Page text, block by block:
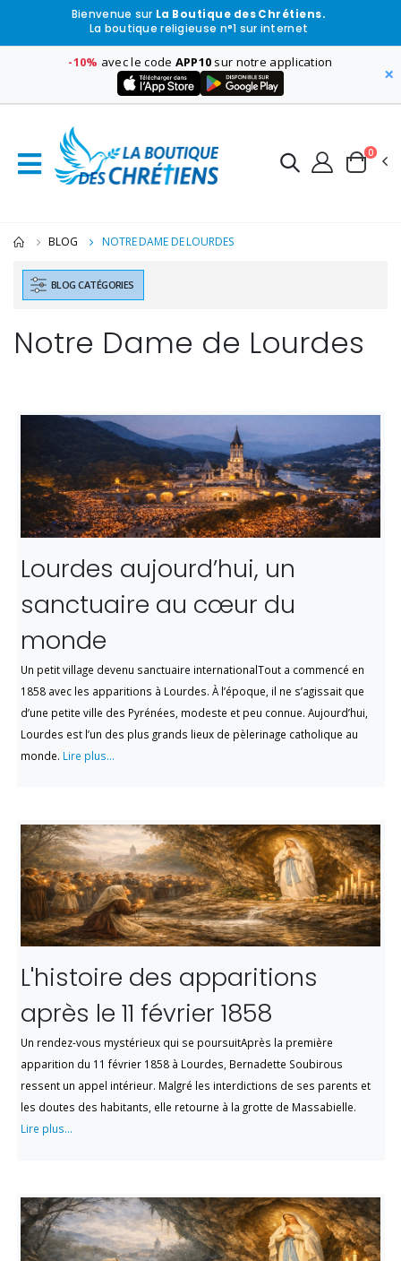
Bienvenue sur La Boutique des Chrétiens.
La boutique religieuse n°1 sur internet
-10% avec le code APP10 sur notre application
×
0
BLOG NOTRE DAME DE LOURDES
BLOG CATÉGORIES
Notre Dame de Lourdes
Lourdes aujourd’hui, un
sanctuaire au cœur du
monde
Un petit village devenu sanctuaire internationalTout a commencé en
1858 avec les apparitions à Lourdes. À l’époque, il ne s’agissait que
d’une petite ville des Pyrénées, modeste et peu connue. Aujourd’hui,
Lourdes est l’un des plus grands lieux de pèlerinage catholique au
monde. Lire plus...
L'histoire des apparitions
après le 11 février 1858
Un rendez-vous mystérieux qui se poursuitAprès la première
apparition du 11 février 1858 à Lourdes, Bernadette Soubirous
ressent un appel intérieur. Malgré les interdictions de ses parents et
les doutes des habitants, elle retourne à la grotte de Massabielle.
Lire plus...